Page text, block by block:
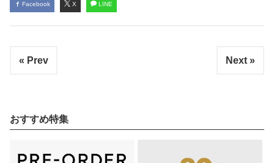
Facebook X LINE
« Prev Next »
おすすめ特集